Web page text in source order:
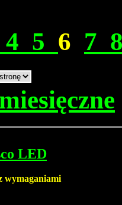
4 5 6 7
LED
wymaganiami